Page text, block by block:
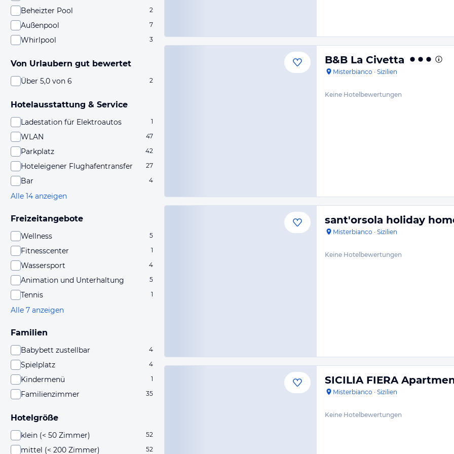
Beheizter Pool
2
Außenpool 7
Whirlpool 3
Von Urlaubern gut bewertet
Über 5,0 von 6 2
Hotelausstattung & Service
Ladestation für Elektroautos 1
WLAN 47
Parkplatz 42
Hoteleigener Flughafentransfer 27
Bar 4
Alle 14 anzeigen
Freizeitangebote
Wellness 5
Fitnesscenter 1
Wassersport 4
Animation und Unterhaltung 5
Tennis 1
Alle 7 anzeigen
Familien
Babybett zustellbar 4
Spielplatz 4
Kindermenü 1
Familienzimmer 35
Hotelgröße
klein (< 50 Zimmer) 52
mittel (< 200 Zimmer) 52
B&B La Civetta
Misterbianco · Sizilien
Keine Hotelbewertungen
sant'orsola holiday
Misterbianco · Sizilien
Keine Hotelbewertungen
SICILIA FIERA
Misterbianco · Sizilien
Keine Hotelbewertungen